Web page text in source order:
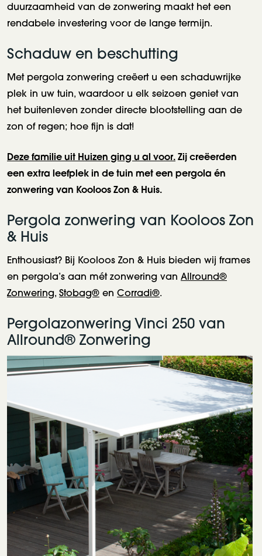
duurzaamheid van de zonwering maakt het een
rendabele investering voor de lange termijn.
Schaduw en beschutting
Met pergola zonwering creëert u een schaduwrijke
plek in uw tuin, waardoor u elk seizoen geniet van
het buitenleven zonder directe blootstelling aan de
zon of regen; hoe fijn is dat!
Deze familie uit Huizen ging u al voor.Zij creëerden
een extra leefplek in de tuin met een pergola én
zonwering van Kooloos Zon & Huis.
Pergola zonwering van Kooloos Zon
& Huis
Enthousiast? Bij Kooloos Zon & Huis bieden wij frames
en pergola’s aan mét zonwering van Allround®
Zonwering, Stobag® en Corradi®.
Pergolazonwering Vinci 250 van
Allround® Zonwering